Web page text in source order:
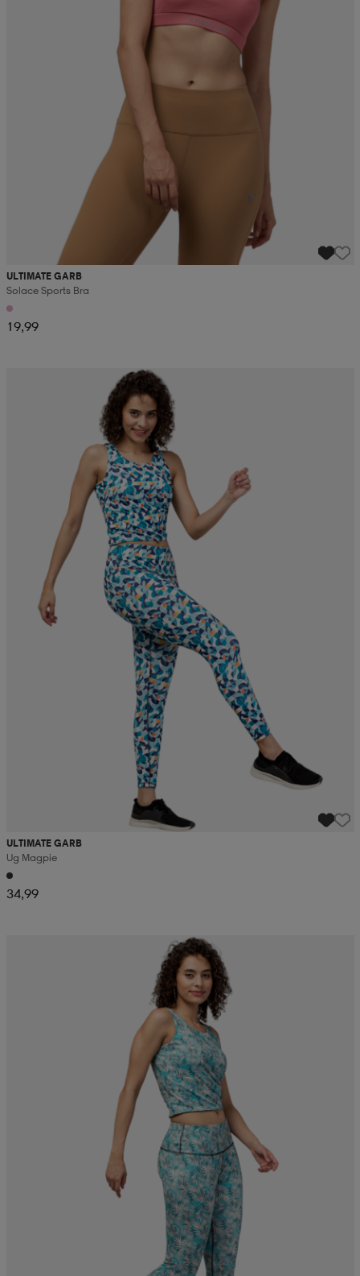
ULTIMATE GARB
Solace Sports Bra
19,99
ULTIMATE GARB
Ug Magpie
34,99